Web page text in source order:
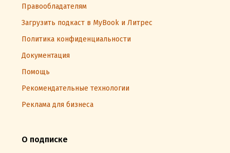
Правообладателям
Загрузить подкаст в MyBook и Литрес
Политика конфиденциальности
Документация
Помощь
Рекомендательные технологии
Реклама для бизнеса
О подписке